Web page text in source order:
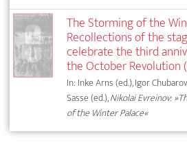
The Storming of the
Recollections of the
celebrate the third
the October Revolution
In: Inke Arns (ed.), Igor
Sasse (ed.),Nikolai Evreinov:
of the Winter Palace«